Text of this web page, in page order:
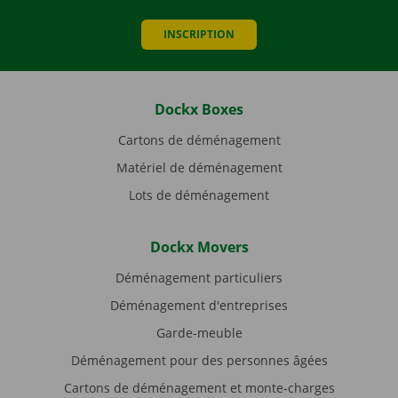
INSCRIPTION
Dockx Boxes
Cartons de déménagement
Matériel de déménagement
Lots de déménagement
Dockx Movers
Déménagement particuliers
Déménagement d'entreprises
Garde-meuble
Déménagement pour des personnes âgées
Cartons de déménagement et monte-charges